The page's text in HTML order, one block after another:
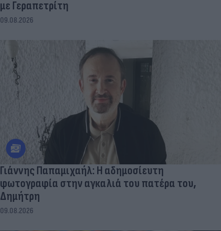
με Γεραπετρίτη
09.08.2026
Γιάννης Παπαμιχαήλ: Η αδημοσίευτη
φωτογραφία στην αγκαλιά του πατέρα του,
Δημήτρη
09.08.2026